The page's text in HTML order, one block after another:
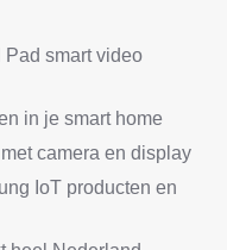
smart video
in je smart home
camera en display
IoT producten en